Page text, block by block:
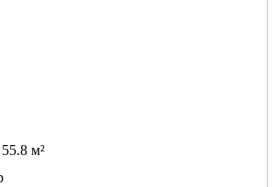
м²